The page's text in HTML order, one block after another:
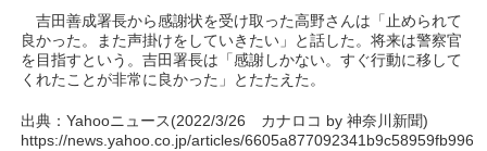
吉田善成署長から感謝状を受け取った高野さんは「止められて
良かった。また声掛けをしていきたい」と話した。将来は警察官
を目指すという。吉田署長は「感謝しかない。すぐ行動に移して
くれたことが非常に良かった」とたたえた。
出典：Yahooニュース(2022/3/26 カナロコ by 神奈川新聞)
https://news.yahoo.co.jp/articles/